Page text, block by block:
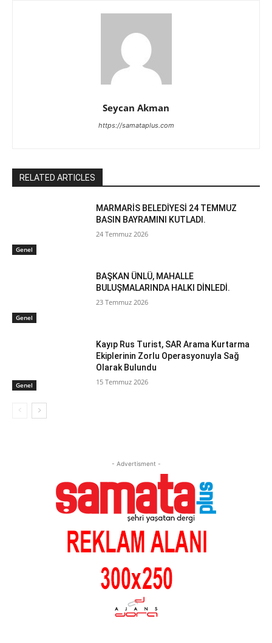
Seycan Akman
https://samataplus.com
RELATED ARTICLES
Genel
MARMARİS BELEDİYESİ 24 TEMMUZ
BASIN BAYRAMINI KUTLADI.
24 Temmuz 2026
Genel
BAŞKAN ÜNLÜ, MAHALLE
BULUŞMALARINDA HALKI DİNLEDİ.
23 Temmuz 2026
Genel
Kayıp Rus Turist, SAR Arama Kurtarma
Ekiplerinin Zorlu Operasyonuyla Sağ
Olarak Bulundu
15 Temmuz 2026
- Advertisment -